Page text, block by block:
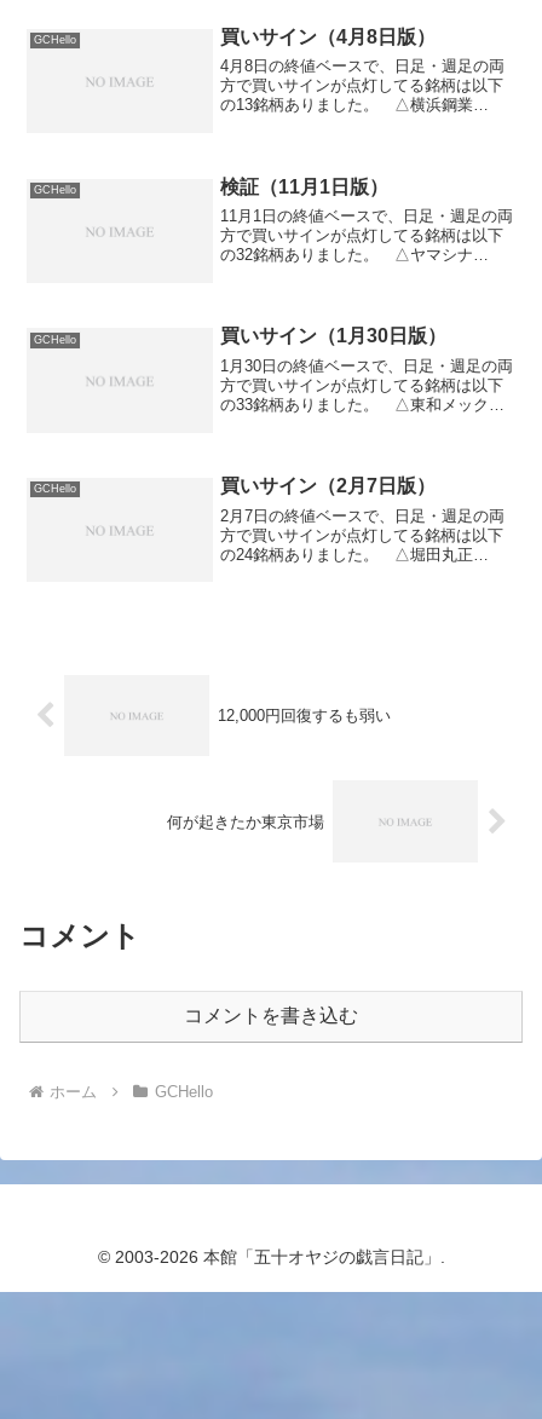
電鉄...
GCHello 買いサイン（4月8日版）
4月8日の終値ベースで、日足・週足の両
方で買いサインが点灯してる銘柄は以下
の13銘柄ありました。 △横浜鋼業
昭和電工...
GCHello 検証（11月1日版）
11月1日の終値ベースで、日足・週足の両
方で買いサインが点灯してる銘柄は以下
の32銘柄ありました。 △ヤマシナ
（8559） △...
GCHello 買いサイン（1月30日版）
1月30日の終値ベースで、日足・週足の両
方で買いサインが点灯してる銘柄は以下
の33銘柄ありました。 △東和メックス
（7...
GCHello 買いサイン（2月7日版）
2月7日の終値ベースで、日足・週足の両
方で買いサインが点灯してる銘柄は以下
の24銘柄ありました。 △堀田丸正
12,000円回復するも弱い
何が起きたか東京市場
コメント
コメントを書き込む
ホーム GCHello
© 2003-2026 本館「五十オヤジの戯言日記」.